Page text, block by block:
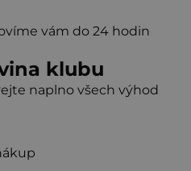
vám do 24 hodin
klubu
naplno všech výhod